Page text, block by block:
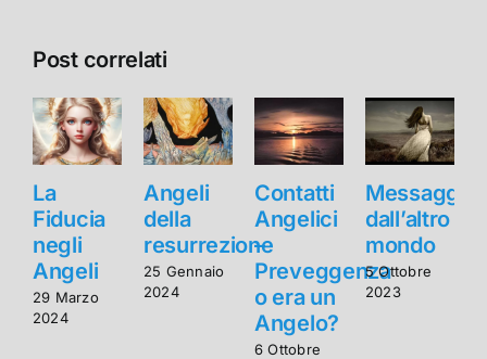
Post correlati
La
Fiducia
negli
Angeli
29 Marzo
2024
Angeli
della
resurrezione
25 Gennaio
2024
Contatti
Angelici
–
Preveggenza
o era un
Angelo?
6 Ottobre
Messaggi
dall’altro
mondo
5 Ottobre
2023